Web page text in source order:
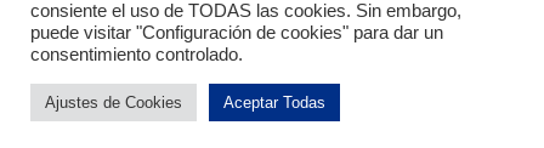
© 2026 LACUSPORTS.
consiente el uso de TODAS las cookies. Sin embargo,
puede visitar "Configuración de cookies" para dar un
consentimiento controlado.
Ajustes de Cookies Aceptar Todas